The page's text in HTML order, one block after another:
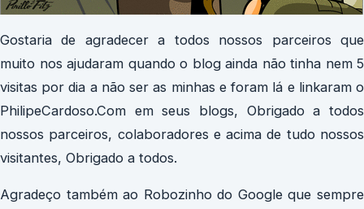
Gostaria de agradecer a todos nossos parceiros que
muito nos ajudaram quando o blog ainda não tinha nem 5
visitas por dia a não ser as minhas e foram lá e linkaram o
PhilipeCardoso.Com em seus blogs, Obrigado a todos
nossos parceiros, colaboradores e acima de tudo nossos
visitantes, Obrigado a todos.
Agradeço também ao Robozinho do Google que sempre